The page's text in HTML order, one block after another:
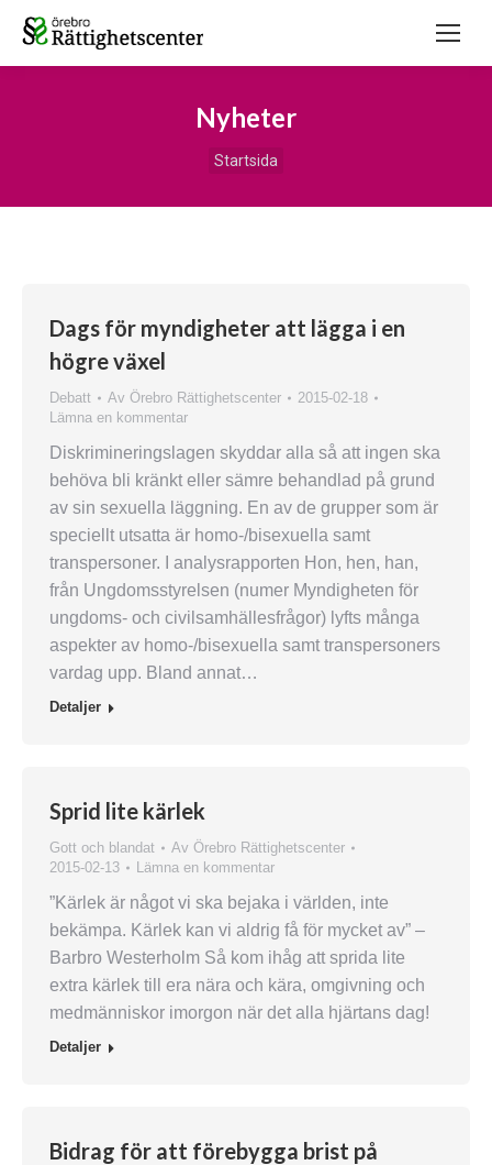
Nyheter
Du är här:
Startsida
Dags för myndigheter att lägga i en
högre växel
Debatt Av Örebro Rättighetscenter
2015-02-18
Lämna en kommentar
Diskrimineringslagen skyddar alla så att ingen ska
behöva bli kränkt eller sämre behandlad på grund
av sin sexuella läggning. En av de grupper som är
speciellt utsatta är homo-/bisexuella samt
transpersoner. I analysrapporten Hon, hen, han,
från Ungdomsstyrelsen (numer Myndigheten för
ungdoms- och civilsamhällesfrågor) lyfts många
aspekter av homo-/bisexuella samt transpersoners
vardag upp. Bland annat…
Detaljer
Sprid lite kärlek
Gott och blandat Av Örebro Rättighetscenter
2015-02-13
Lämna en kommentar
”Kärlek är något vi ska bejaka i världen, inte
bekämpa. Kärlek kan vi aldrig få för mycket av” –
Barbro Westerholm Så kom ihåg att sprida lite
extra kärlek till era nära och kära, omgivning och
medmänniskor imorgon när det alla hjärtans dag!
Detaljer
Bidrag för att förebygga brist på